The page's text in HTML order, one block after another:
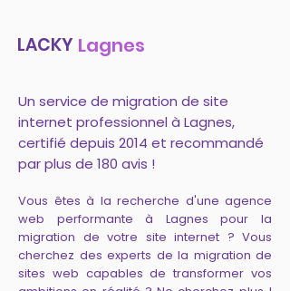
LACKY Lagnes
Un service de migration de site
internet professionnel à Lagnes,
certifié depuis 2014 et recommandé
par plus de 180 avis !
Vous êtes à la recherche d'une agence
web performante à Lagnes pour la
migration de votre site internet ? Vous
cherchez des experts de la migration de
sites web capables de transformer vos